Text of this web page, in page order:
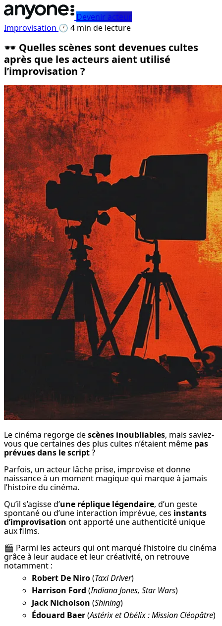
Devenir acteur
Improvisation 🕐 4 min de lecture
🕶️ Quelles scènes sont devenues cultes
après que les acteurs aient utilisé
l’improvisation ?
Le cinéma regorge de scènes inoubliables, mais saviez-
vous que certaines des plus cultes n’étaient même pas
prévues dans le script ?
Parfois, un acteur lâche prise, improvise et donne
naissance à un moment magique qui marque à jamais
l’histoire du cinéma.
Qu’il s’agisse d’une réplique légendaire, d’un geste
spontané ou d’une interaction imprévue, ces instants
d’improvisation ont apporté une authenticité unique
aux films.
🎬 Parmi les acteurs qui ont marqué l’histoire du cinéma
grâce à leur audace et leur créativité, on retrouve
notamment :
Robert De Niro(Taxi Driver)
Harrison Ford (Indiana Jones, Star Wars)
Jack Nicholson (Shining)
Édouard Baer(Astérix et Obélix : Mission Cléopâtre)